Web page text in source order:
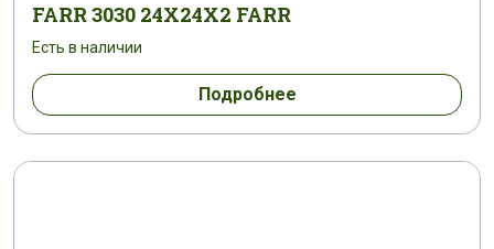
FARR 3030 24X24X2 FARR
Есть в наличии
Подробнее